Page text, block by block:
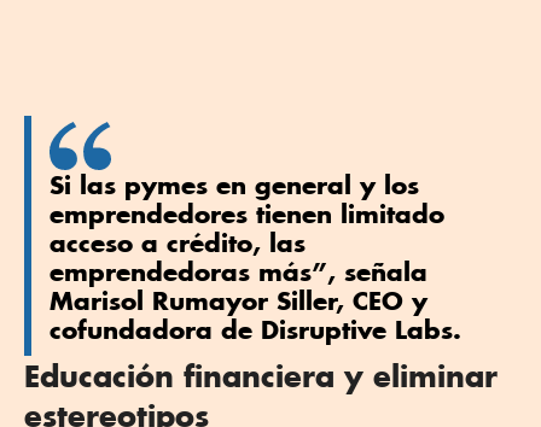
Si las pymes en general y los
emprendedores tienen limitado
acceso a crédito, las
emprendedoras más”, señala
Marisol Rumayor Siller, CEO y
cofundadora de Disruptive Labs.
Educación financiera y eliminar
estereotipos